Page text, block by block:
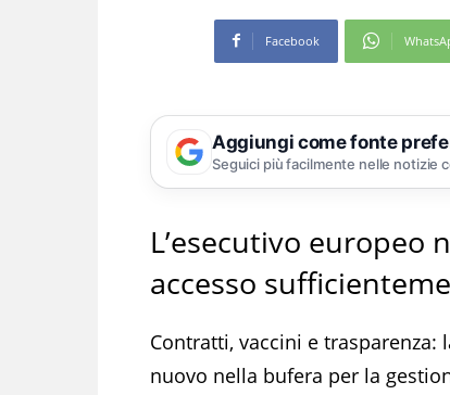
Facebook
Aggiungi come fonte
Seguici più facilmente nelle notizie
L’esecutivo europeo
accesso
Contratti, vaccini e trasparenza:
nuovo nella bufera per la